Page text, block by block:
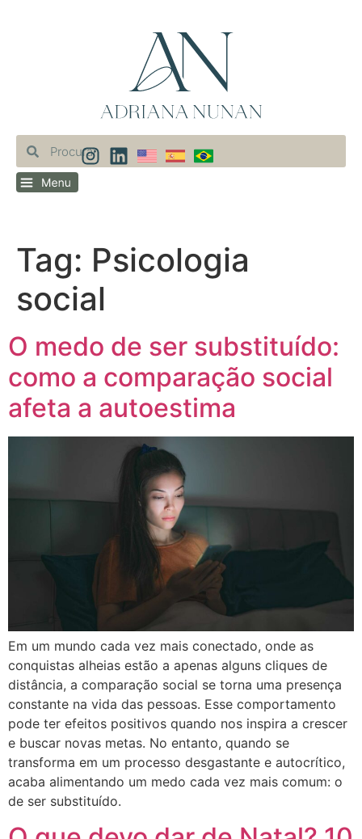
Tag: Psicologia
social
O medo de ser substituído:
como a comparação social
afeta a autoestima
Em um mundo cada vez mais conectado, onde as
conquistas alheias estão a apenas alguns cliques de
distância, a comparação social se torna uma presença
constante na vida das pessoas. Esse comportamento
pode ter efeitos positivos quando nos inspira a crescer
e buscar novas metas. No entanto, quando se
transforma em um processo desgastante e autocrítico,
acaba alimentando um medo cada vez mais comum: o
de ser substituído.